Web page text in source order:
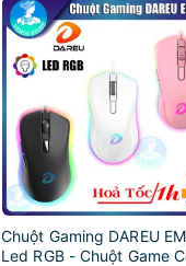
Chuột Gaming DAREU
Led RGB - Chuột Game